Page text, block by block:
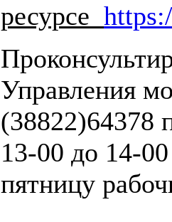
ресурсе
Управления
(38822)64378
13-00 до 14-
пятницу